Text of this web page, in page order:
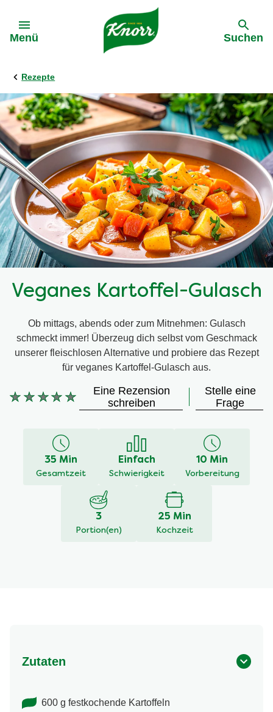
Menü Suchen
Rezepte
Veganes Kartoffel-Gulasch
Ob mittags, abends oder zum Mitnehmen: Gulasch
schmeckt immer! Überzeug dich selbst vom Geschmack
unserer fleischlosen Alternative und probiere das Rezept
für veganes Kartoffel-Gulasch aus.
Keine
abgegeben
Eine Rezension
schreiben
Stelle eine
Frage
35 Min
Gesamtzeit
Einfach
Schwierigkeit
10 Min
Vorbereitung
3
Portion(en)
25 Min
Kochzeit
Zutaten
600 g festkochende Kartoffeln